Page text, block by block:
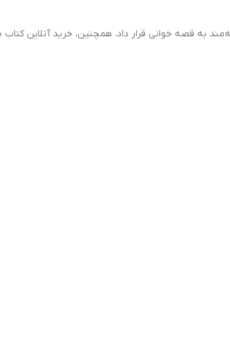
اولین بار منتشر نمود و در اختیار کودکان علاقه‌مند به قصه خوانی قرار داد. همچنین، خرید آنلاین